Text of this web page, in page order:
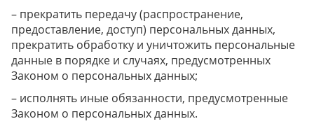
– прекратить передачу (распространение,
предоставление, доступ) персональных данных,
прекратить обработку и уничтожить персональные
данные в порядке и случаях, предусмотренных
Законом о персональных данных;
– исполнять иные обязанности, предусмотренные
Законом о персональных данных.